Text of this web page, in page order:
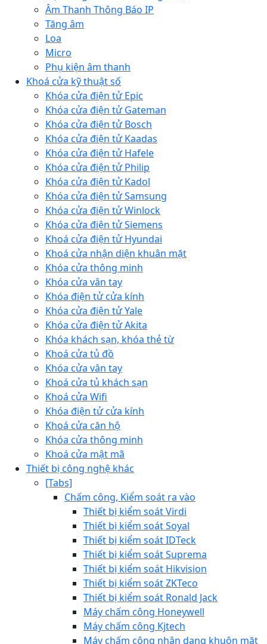
Âm Thanh Thông Báo IP
Tăng âm
Loa
Micro
Phụ kiện âm thanh
Khoá cửa kỹ thuật số
Khóa cửa điện tử Epic
Khóa cửa điện tử Gateman
Khóa cửa điện tử Bosch
Khóa cửa điện tử Kaadas
Khóa cửa điện tử Hafele
Khóa cửa điện tử Philip
Khóa cửa điện tử Kadol
Khóa cửa điện tử Samsung
Khóa cửa điện tử Winlock
Khóa cửa điện tử Siemens
Khoá cửa điện tử Hyundai
Khoá cửa nhận diện khuân mặt
Khóa cửa thông minh
Khóa cửa vân tay
Khóa điện tử cửa kính
Khóa cửa điện tử Yale
Khóa cửa điện tử Akita
Khóa khách sạn, khóa thẻ từ
Khoá cửa tủ đồ
Khóa cửa vân tay
Khoá cửa tủ khách sạn
Khoá cửa Wifi
Khóa điện tử cửa kính
Khoá cửa căn hộ
Khóa cửa thông minh
Khoá cửa mật mã
Thiết bị công nghệ khác
[Tabs]
Chấm công, Kiểm soát ra vào
Thiết bị kiểm soát Virdi
Thiết bị kiểm soát Soyal
Thiết bị kiểm soát IDTeck
Thiết bị kiểm soát Suprema
Thiết bị kiểm soát Hikvision
Thiết bị kiểm soát ZKTeco
Thiết bị kiểm soát Ronald Jack
Máy chấm công Honeywell
Máy chấm công Kjtech
Máy chấm công nhận dạng khuôn mặt